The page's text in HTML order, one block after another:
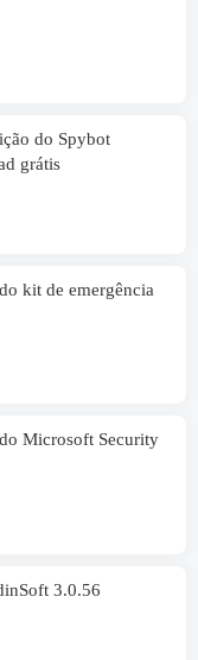
do Spybot
grátis
kit de emergência
Microsoft Security
3.0.56